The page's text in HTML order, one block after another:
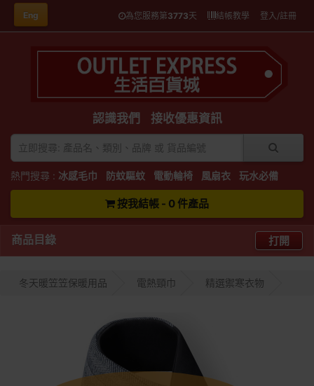
Eng 為您服務第3773天 結帳教學 登入/註冊
認識我們 接收優惠資訊
熱門搜尋 : 冰感毛巾 防蚊驅蚊 電動輪椅 風扇衣 玩水必備
按我結帳 - 0 件產品
商品目錄 打開
冬天暖笠笠保暖用品 電熱頸巾 精選禦寒衣物